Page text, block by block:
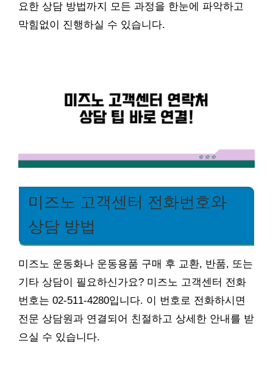
요한 상담 방법까지 모든 과정을 한눈에 파악하고
막힘없이 진행하실 수 있습니다.
미즈노 고객센터 전화번호와
상담 방법
미즈노 운동화나 운동용품 구매 후 교환, 반품, 또는
기타 상담이 필요하신가요? 미즈노 고객센터 전화
번호는 02-511-4280입니다. 이 번호로 전화하시면
전문 상담원과 연결되어 친절하고 상세한 안내를 받
으실 수 있습니다.